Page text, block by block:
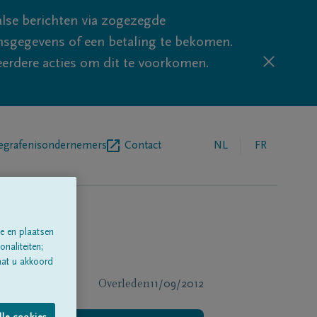
berichten via zogezegde
of een betaling te bekomen.
acties om dit te voorkomen.
Contact NL FR
Overleden11/09/2012
en plaatsen
u akkoord